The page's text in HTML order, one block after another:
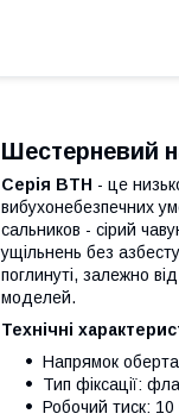
Шестерневий
Серія BTH - це
вибухонебезпечних
сальников - сірий
ущільнень без
поглинуті, залежно
моделей.
Технічні
Напрямок
Тип фіксації:
Робочий тиск: